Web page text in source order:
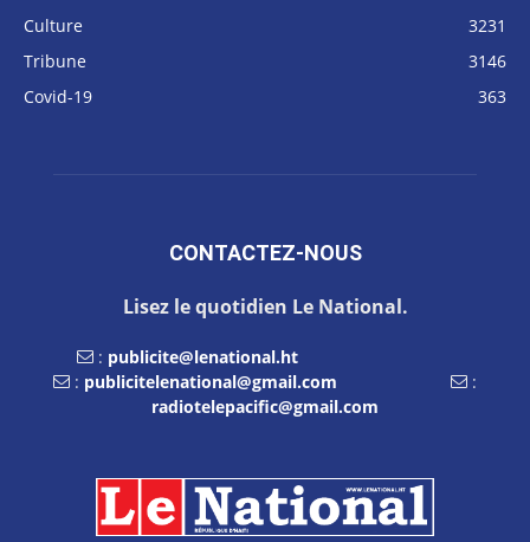
Culture
3231
Tribune
3146
Covid-19
363
CONTACTEZ-NOUS
Lisez le quotidien Le National.
: publicite@lenational.ht
: publicitelenational@gmail.com
:
radiotelepacific@gmail.com